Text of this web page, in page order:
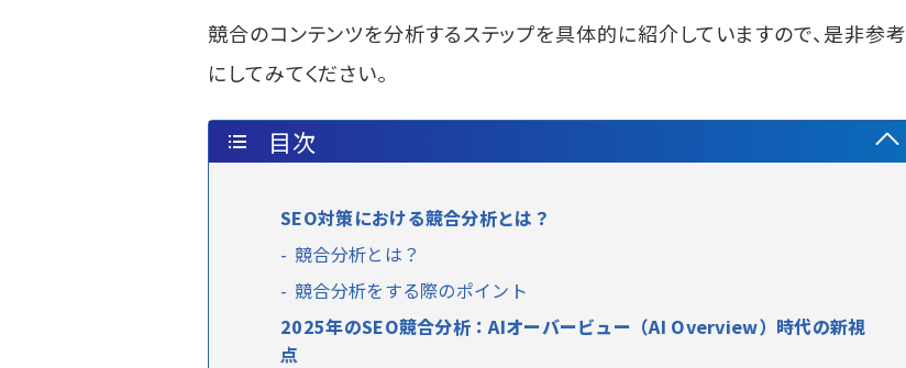
競合のコンテンツを分析するステップを具体的に紹介していますので、是非参考
にしてみてください。
目次
SEO対策における競合分析とは？
競合分析とは？
競合分析をする際のポイント
2025年のSEO競合分析：AIオーバービュー（AI Overview）時代の新視
点